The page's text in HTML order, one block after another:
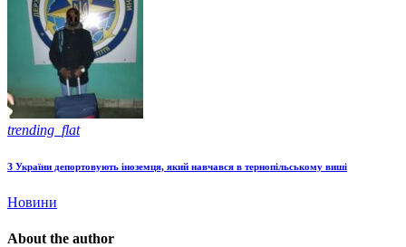
trending_flat
З України депортовують іноземця, який навчався в тернопільському виші
Новини
About the author